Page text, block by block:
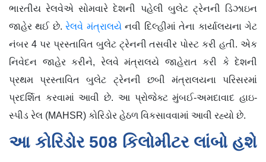
ભારતીય રેલવેએ સોમવારે દેશની પહેલી બુલેટ ટ્રેનની ડિઝાઇન
જાહેર થઈ છે.રેલવે મંત્રાલયેનવી દિલ્હીમાં તેના કાર્યાલયના ગેટ
નંબર 4 પર પ્રસ્તાવિત બુલેટ ટ્રેનની તસવીર પોસ્ટ કરી હતી. એક
નિવેદન જાહેર કરીને, રેલવે મંત્રાલયે જાહેરાત કરી કે દેશની
પ્રથમ પ્રસ્તાવિત બુલેટ ટ્રેનની છબી મંત્રાલયના પરિસરમાં
પ્રદર્શિત કરવામાં આવી છે. આ પ્રોજેક્ટ મુંબઈ-અમદાવાદ હાઇ-
સ્પીડ રેલ (MAHSR) કોરિડોર હેઠળ વિકસાવવામાં આવી રહ્યો છે.
આ કોરિડોર 508 કિલોમીટર લાંબો હશે